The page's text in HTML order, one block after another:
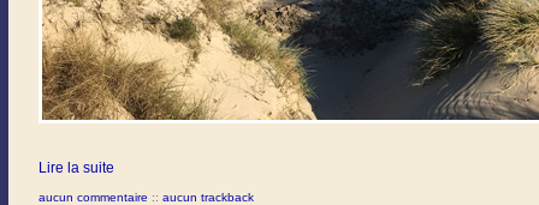
Lire la suite
aucun commentaire :: aucun trackback